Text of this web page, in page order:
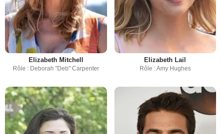
Elizabeth Mitchell
Rôle : Deborah "Deb" Carpenter
Elizabeth Lail
Rôle : Amy Hughes